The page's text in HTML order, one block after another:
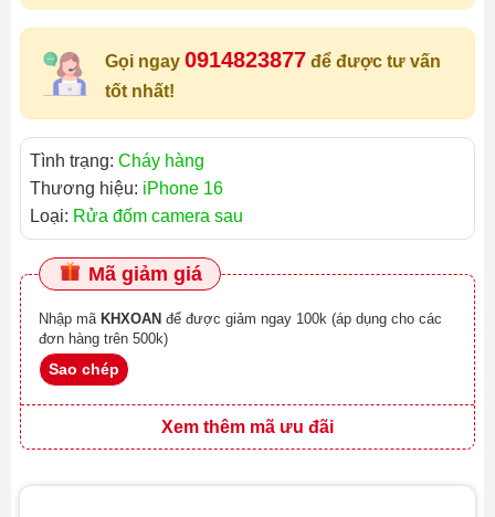
Gọi ngay 0914823877 để được tư vấn
tốt nhất!
Tình trạng: Cháy hàng
Thương hiệu: iPhone 16
Loại: Rửa đốm camera sau
Mã giảm giá
Nhập mã KHXOAN
đơn hàng trên 500k)
Sao chép
Xem thêm mã ưu đãi